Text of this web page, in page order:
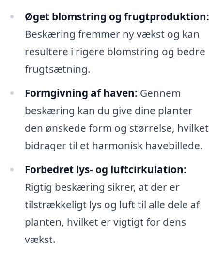
Øget blomstring og frugtproduktion:
Beskæring fremmer ny vækst og kan
resultere i rigere blomstring og bedre
frugtsætning.
Formgivning af haven: Gennem
beskæring kan du give dine planter
den ønskede form og størrelse, hvilket
bidrager til et harmonisk havebillede.
Forbedret lys- og luftcirkulation:
Rigtig beskæring sikrer, at der er
tilstrækkeligt lys og luft til alle dele af
planten, hvilket er vigtigt for dens
vækst.